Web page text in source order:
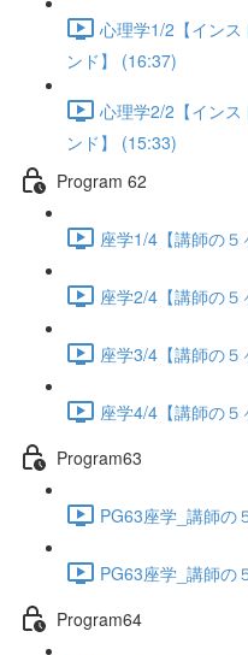
心理学1/2【インス
ンド】 (16:37)
心理学2/2【インス
ンド】 (15:33)
Program 62
座学1/4【講師の
座学2/4【講師の
座学3/4【講師の
座学4/4【講師の
Program63
PG63座学_講師
PG63座学_講師
Program64